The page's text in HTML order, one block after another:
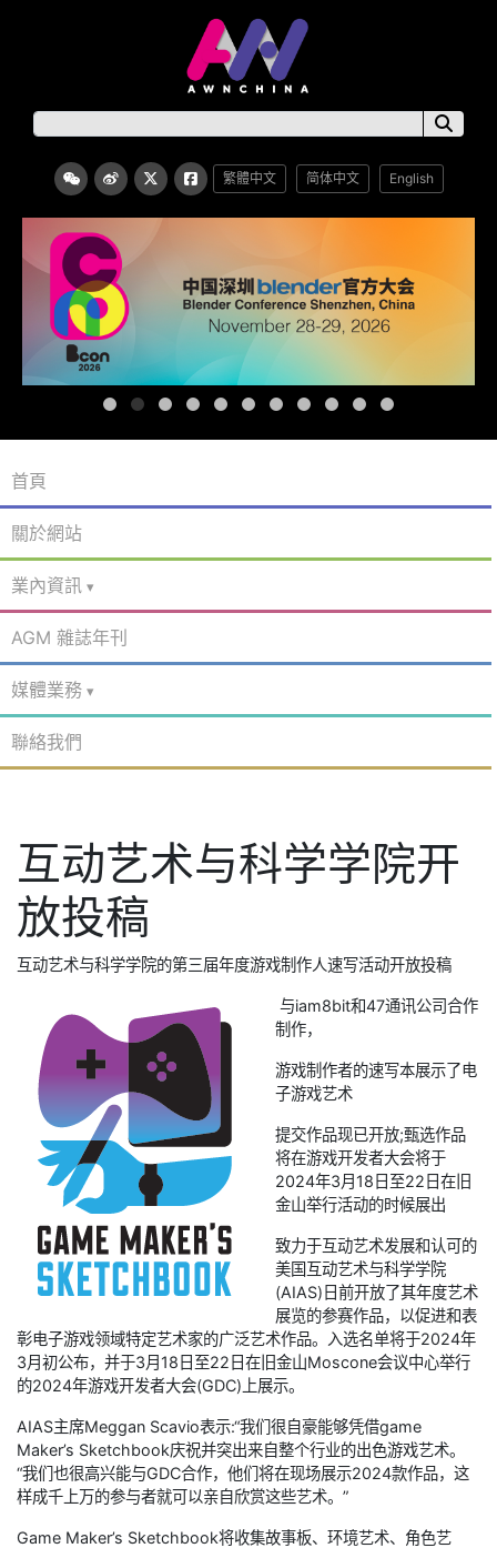
繁體中文 简体中文 English
首頁
關於網站
業內資訊
AGM 雜誌年刊
媒體業務
聯絡我們
互动艺术与科学学院开
放投稿
互动艺术与科学学院的第三届年度游戏制作人速写活动开放投稿
与iam8bit和47通讯公司合作
制作，
游戏制作者的速写本展示了电
子游戏艺术
提交作品现已开放;甄选作品
将在游戏开发者大会将于
2024年3月18日至22日在旧
金山举行活动的时候展出
致力于互动艺术发展和认可的
美国互动艺术与科学学院
(AIAS)日前开放了其年度艺术
展览的参赛作品，以促进和表
彰电子游戏领域特定艺术家的广泛艺术作品。入选名单将于2024年
3月初公布，并于3月18日至22日在旧金山Moscone会议中心举行
的2024年游戏开发者大会(GDC)上展示。
AIAS主席Meggan Scavio表示:“我们很自豪能够凭借game
Maker’s Sketchbook庆祝并突出来自整个行业的出色游戏艺术。
“我们也很高兴能与GDC合作，他们将在现场展示2024款作品，这
样成千上万的参与者就可以亲自欣赏这些艺术。”
Game Maker’s Sketchbook将收集故事板、环境艺术、角色艺